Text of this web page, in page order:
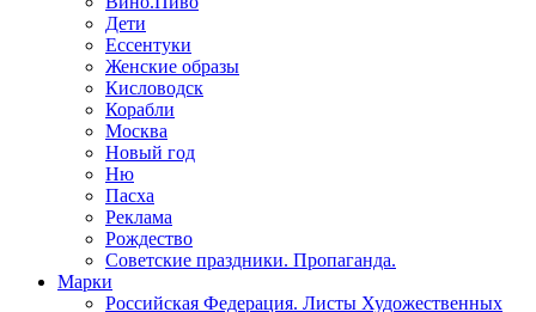
Дети
Ессентуки
Женские образы
Кисловодск
Корабли
Москва
Новый год
Ню
Пасха
Реклама
Рождество
Советские праздники. Пропаганда.
Марки
Российская Федерация. Листы Художественных